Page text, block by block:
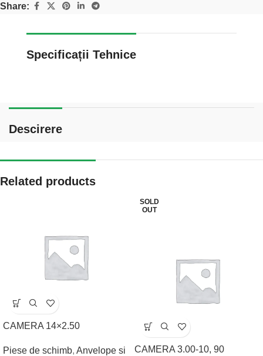
Share:
Specificații Tehnice
Descirere
Related products
CAMERA 14×2.50
Piese de schimb, Anvelope si
SOLD
OUT
CAMERA 3.00-10, 90